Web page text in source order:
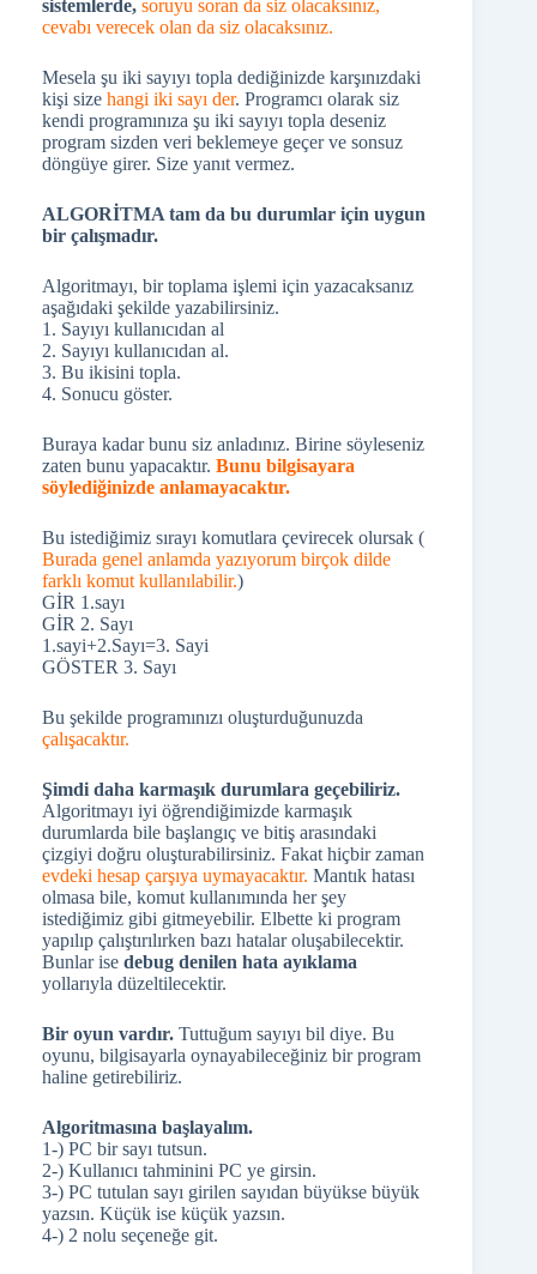
sistemlerde, soruyu soran da siz olacaksınız,
cevabı verecek olan da siz olacaksınız.
Mesela şu iki sayıyı topla dediğinizde karşınızdaki
kişi size hangi iki sayı der. Programcı olarak siz
kendi programınıza şu iki sayıyı topla deseniz
program sizden veri beklemeye geçer ve sonsuz
döngüye girer. Size yanıt vermez.
ALGORİTMA tam da bu durumlar için uygun
bir çalışmadır.
Algoritmayı, bir toplama işlemi için yazacaksanız
aşağıdaki şekilde yazabilirsiniz.
1. Sayıyı kullanıcıdan al
2. Sayıyı kullanıcıdan al.
3. Bu ikisini topla.
4. Sonucu göster.
Buraya kadar bunu siz anladınız. Birine söyleseniz
zaten bunu yapacaktır. Bunu bilgisayara
söylediğinizde anlamayacaktır.
Bu istediğimiz sırayı komutlara çevirecek olursak (
Burada genel anlamda yazıyorum birçok dilde
farklı komut kullanılabilir.)
GİR 1.sayı
GİR 2. Sayı
1.sayi+2.Sayı=3. Sayi
GÖSTER 3. Sayı
Bu şekilde programınızı oluşturduğunuzda
çalışacaktır.
Şimdi daha karmaşık durumlara geçebiliriz.
Algoritmayı iyi öğrendiğimizde karmaşık
durumlarda bile başlangıç ve bitiş arasındaki
çizgiyi doğru oluşturabilirsiniz. Fakat hiçbir zaman
evdeki hesap çarşıya uymayacaktır. Mantık hatası
olmasa bile, komut kullanımında her şey
istediğimiz gibi gitmeyebilir. Elbette ki program
yapılıp çalıştırılırken bazı hatalar oluşabilecektir.
Bunlar ise debug denilen hata ayıklama
yollarıyla düzeltilecektir.
Bir oyun vardır. Tuttuğum sayıyı bil diye. Bu
oyunu, bilgisayarla oynayabileceğiniz bir program
haline getirebiliriz.
Algoritmasına başlayalım.
1-) PC bir sayı tutsun.
2-) Kullanıcı tahminini PC ye girsin.
3-) PC tutulan sayı girilen sayıdan büyükse büyük
yazsın. Küçük ise küçük yazsın.
4-) 2 nolu seçeneğe git.